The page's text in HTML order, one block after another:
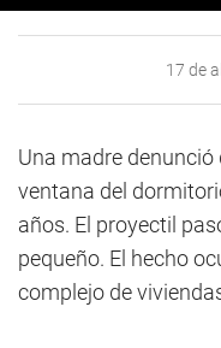
17 de
Una madre
ventana del
años. El proyectil
pequeño. El hecho
complejo de